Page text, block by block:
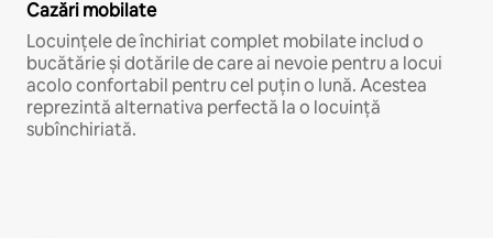
Cazări mobilate
Locuințele de închiriat complet mobilate includ o
bucătărie și dotările de care ai nevoie pentru a locui
acolo confortabil pentru cel puțin o lună. Acestea
reprezintă alternativa perfectă la o locuință
subînchiriată.